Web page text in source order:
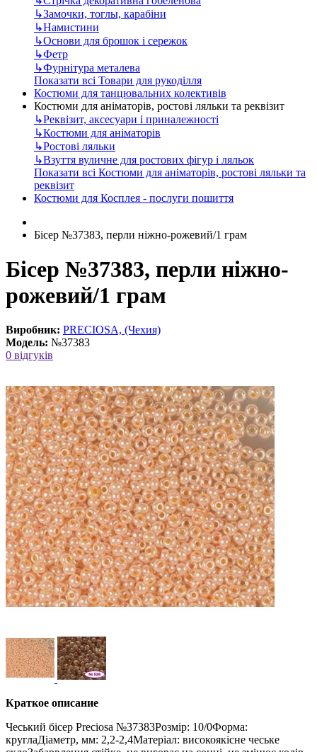
↳Замочки, тоглы, карабіни
↳Намистини
↳Основи для брошок і сережок
↳Фетр
↳Фурнітура металева
Показати всі Товари для рукоділля
Костюми для танцювальних колективів
Костюми для аніматорів, ростові ляльки та реквізит
↳Реквізит, аксесуари і приналежності
↳Костюми для аніматорів
↳Ростові ляльки
↳Взуття вуличне для ростових фігур і ляльок
Показати всі Костюми для аніматорів, ростові ляльки та
реквізит
Костюми для Косплея - послуги пошиття
Бісер №37383, перли ніжно-рожевий/1 грам
Бісер №37383, перли ніжно-
рожевий/1 грам
Виробник: PRECIOSA, (Чехия)
Модель: №37383
0 відгуків
Краткое описание
Чеський бісер Preciosa №37383Розмір: 10/0Форма:
круглаДіаметр, мм: 2,2-2,4Матеріал: високоякісне чеське